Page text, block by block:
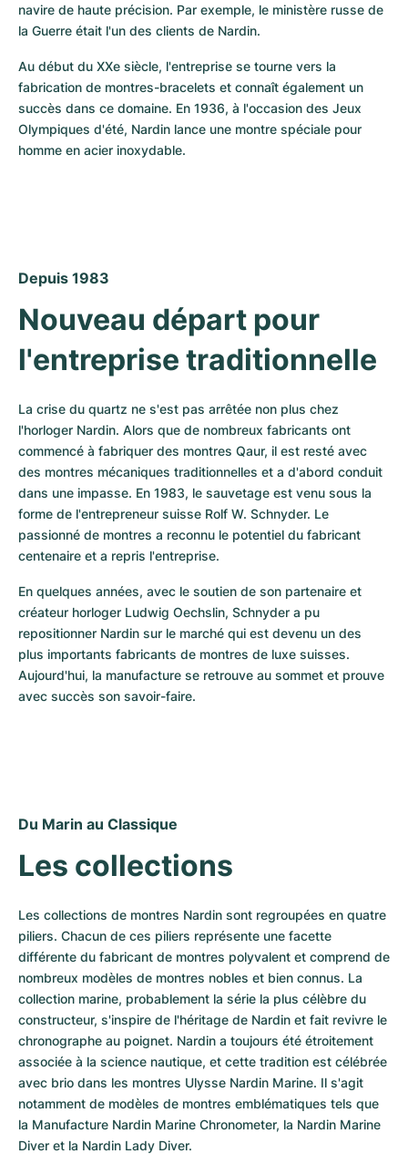
navire de haute précision. Par exemple, le ministère russe de
la Guerre était l'un des clients de Nardin.
Au début du XXe siècle, l'entreprise se tourne vers la
fabrication de montres-bracelets et connaît également un
succès dans ce domaine. En 1936, à l'occasion des Jeux
Olympiques d'été, Nardin lance une montre spéciale pour
homme en acier inoxydable.
Depuis 1983
Nouveau départ pour
l'entreprise traditionnelle
La crise du quartz ne s'est pas arrêtée non plus chez
l'horloger Nardin. Alors que de nombreux fabricants ont
commencé à fabriquer des montres Qaur, il est resté avec
des montres mécaniques traditionnelles et a d'abord conduit
dans une impasse. En 1983, le sauvetage est venu sous la
forme de l'entrepreneur suisse Rolf W. Schnyder. Le
passionné de montres a reconnu le potentiel du fabricant
centenaire et a repris l'entreprise.
En quelques années, avec le soutien de son partenaire et
créateur horloger Ludwig Oechslin, Schnyder a pu
repositionner Nardin sur le marché qui est devenu un des
plus importants fabricants de montres de luxe suisses.
Aujourd'hui, la manufacture se retrouve au sommet et prouve
avec succès son savoir-faire.
Du Marin au Classique
Les collections
Les collections de montres Nardin sont regroupées en quatre
piliers. Chacun de ces piliers représente une facette
différente du fabricant de montres polyvalent et comprend de
nombreux modèles de montres nobles et bien connus. La
collection marine, probablement la série la plus célèbre du
constructeur, s'inspire de l'héritage de Nardin et fait revivre le
chronographe au poignet. Nardin a toujours été étroitement
associée à la science nautique, et cette tradition est célébrée
avec brio dans les montres Ulysse Nardin Marine. Il s'agit
notamment de modèles de montres emblématiques tels que
la Manufacture Nardin Marine Chronometer, la Nardin Marine
Diver et la Nardin Lady Diver.